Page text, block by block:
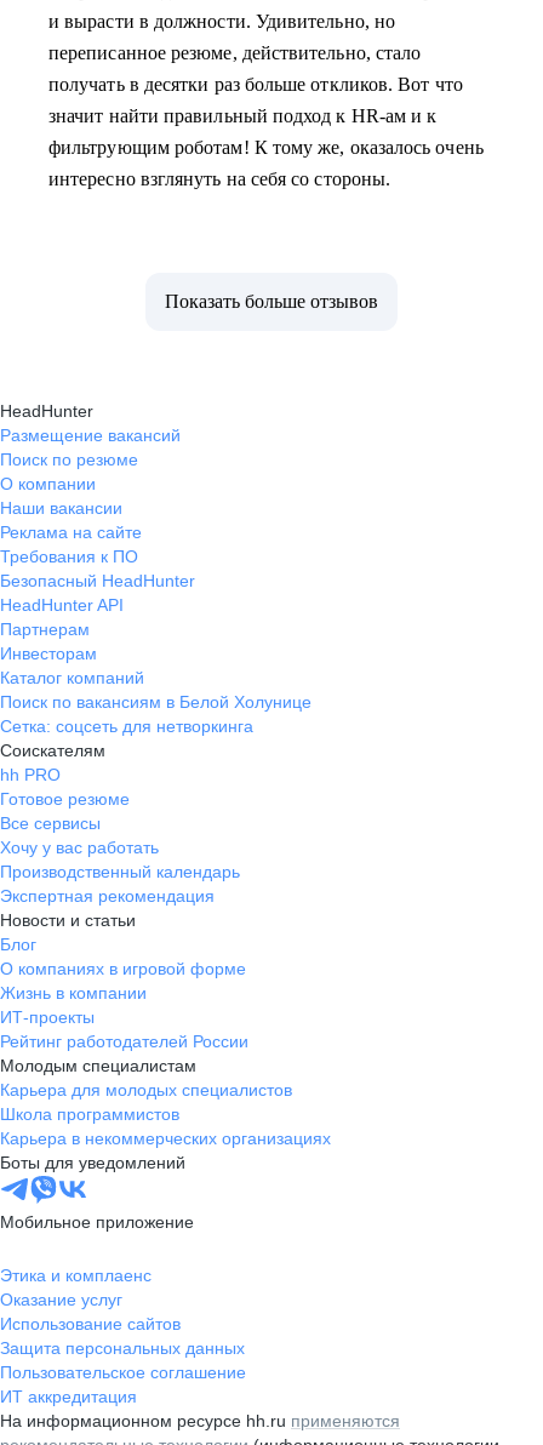
и вырасти в должности. Удивительно, но
переписанное резюме, действительно, стало
получать в десятки раз больше откликов. Вот что
значит найти правильный подход к HR-ам и к
фильтрующим роботам! К тому же, оказалось очень
интересно взглянуть на себя со стороны.
Показать больше отзывов
HeadHunter
Размещение вакансий
Поиск по резюме
О компании
Наши вакансии
Реклама на сайте
Требования к ПО
Безопасный HeadHunter
HeadHunter API
Партнерам
Инвесторам
Каталог компаний
Поиск по вакансиям в Белой Холунице
Сетка: соцсеть для нетворкинга
Соискателям
hh PRO
Готовое резюме
Все сервисы
Хочу у вас работать
Производственный календарь
Экспертная рекомендация
Новости и статьи
Блог
О компаниях в игровой форме
Жизнь в компании
ИТ-проекты
Рейтинг работодателей России
Молодым специалистам
Карьера для молодых специалистов
Школа программистов
Карьера в некоммерческих организациях
Боты для уведомлений
Мобильное приложение
Этика и комплаенс
Оказание услуг
Использование сайтов
Защита персональных данных
Пользовательское соглашение
ИТ аккредитация
На информационном ресурсе hh.ru применяются